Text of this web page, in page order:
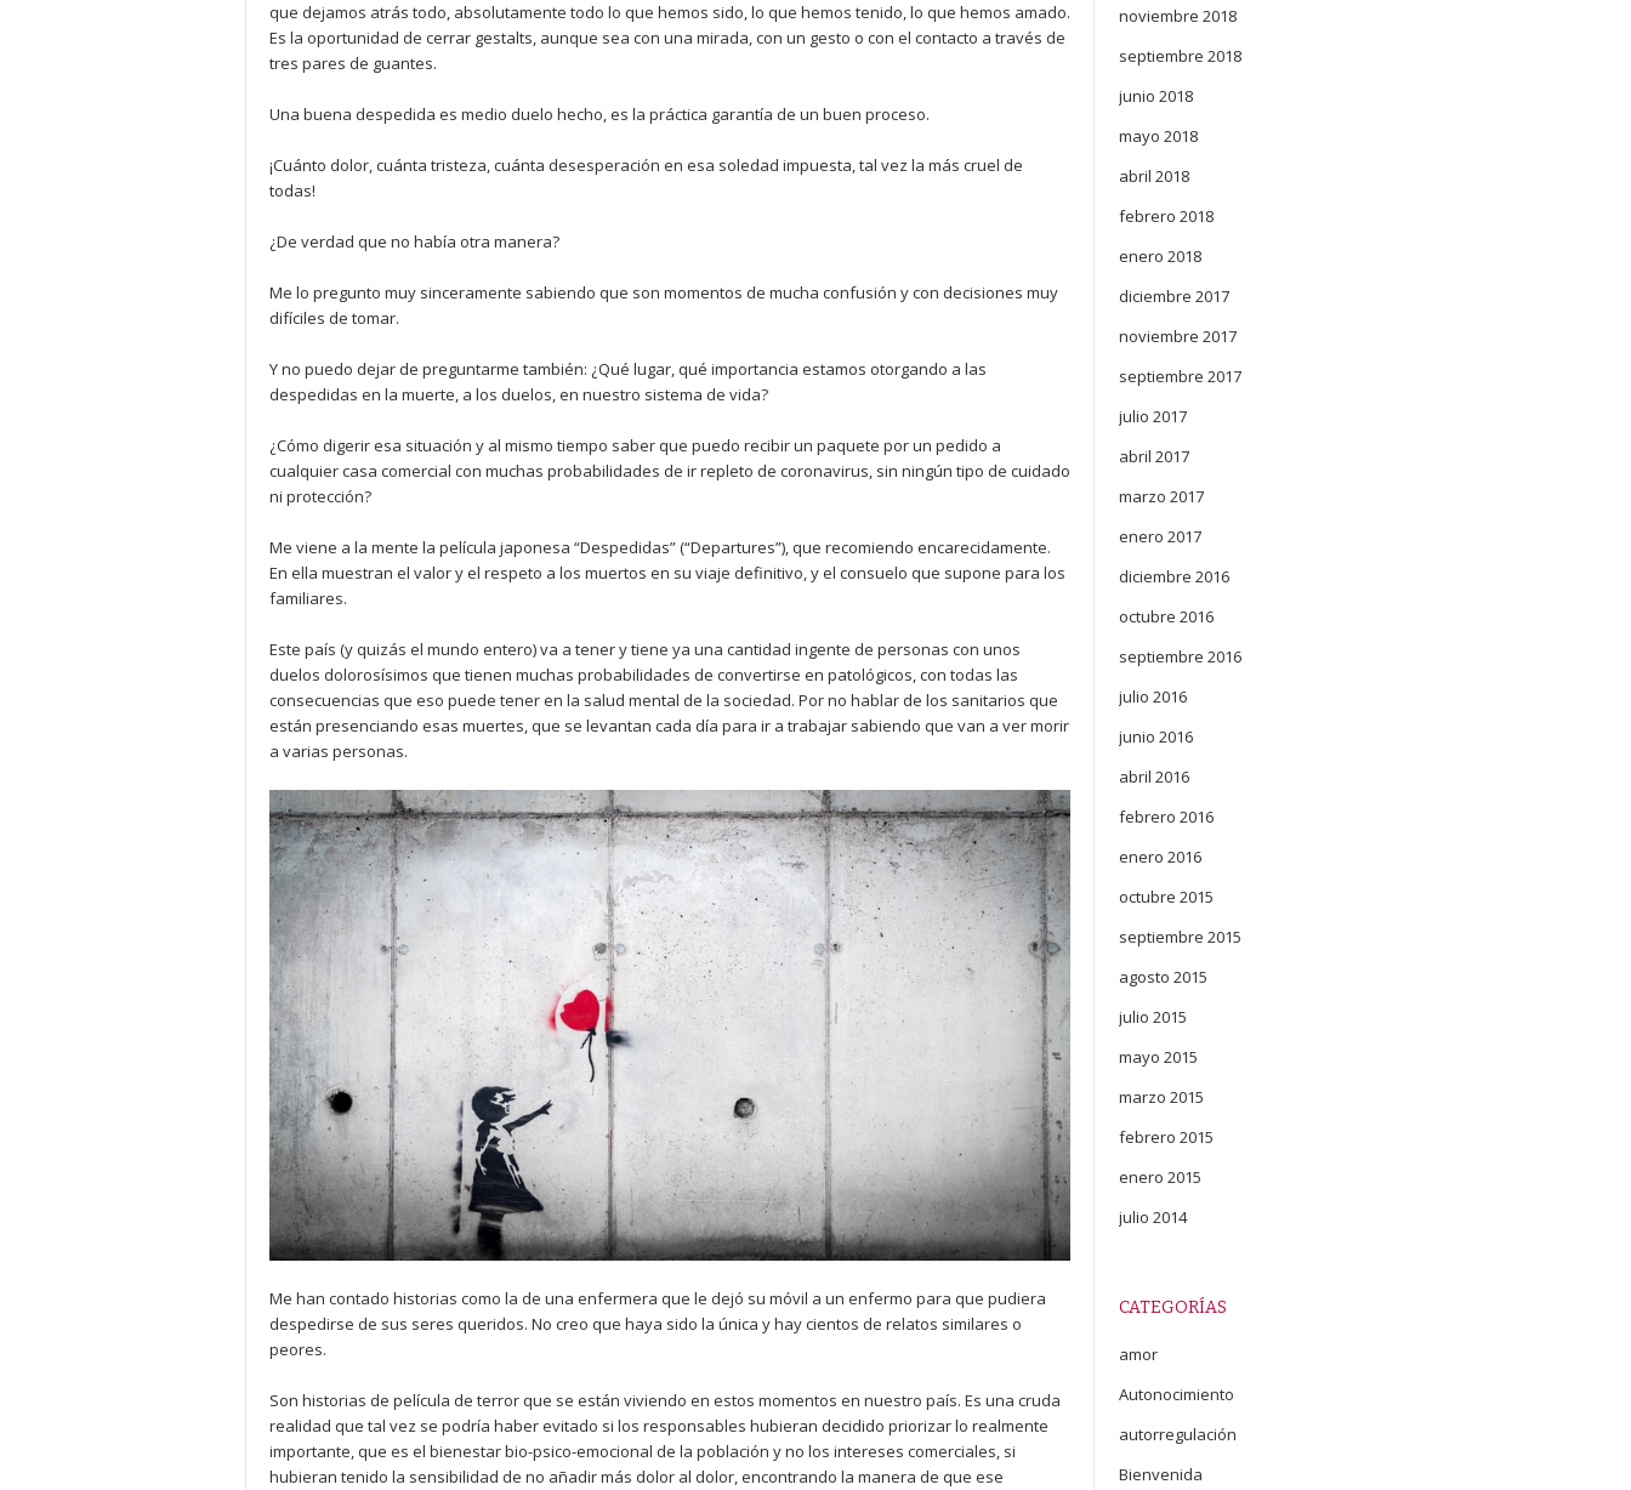
que dejamos atrás todo, absolutamente todo lo que hemos sido, lo que hemos tenido, lo que hemos amado.
Es la oportunidad de cerrar gestalts, aunque sea con una mirada, con un gesto o con el contacto a través de
tres pares de guantes.
Una buena despedida es medio duelo hecho, es la práctica garantía de un buen proceso.
¡Cuánto dolor, cuánta tristeza, cuánta desesperación en esa soledad impuesta, tal vez la más cruel de
todas!
¿De verdad que no había otra manera?
Me lo pregunto muy sinceramente sabiendo que son momentos de mucha confusión y con decisiones muy
difíciles de tomar.
Y no puedo dejar de preguntarme también: ¿Qué lugar, qué importancia estamos otorgando a las
despedidas en la muerte, a los duelos, en nuestro sistema de vida?
¿Cómo digerir esa situación y al mismo tiempo saber que puedo recibir un paquete por un pedido a
cualquier casa comercial con muchas probabilidades de ir repleto de coronavirus, sin ningún tipo de cuidado
ni protección?
Me viene a la mente la película japonesa “Despedidas” (“Departures”), que recomiendo encarecidamente.
En ella muestran el valor y el respeto a los muertos en su viaje definitivo, y el consuelo que supone para los
familiares.
Este país (y quizás el mundo entero) va a tener y tiene ya una cantidad ingente de personas con unos
duelos dolorosísimos que tienen muchas probabilidades de convertirse en patológicos, con todas las
consecuencias que eso puede tener en la salud mental de la sociedad. Por no hablar de los sanitarios que
están presenciando esas muertes, que se levantan cada día para ir a trabajar sabiendo que van a ver morir
a varias personas.
Me han contado historias como la de una enfermera que le dejó su móvil a un enfermo para que pudiera
despedirse de sus seres queridos. No creo que haya sido la única y hay cientos de relatos similares o
peores.
Son historias de película de terror que se están viviendo en estos momentos en nuestro país. Es una cruda
realidad que tal vez se podría haber evitado si los responsables hubieran decidido priorizar lo realmente
importante, que es el bienestar bio-psico-emocional de la población y no los intereses comerciales, si
hubieran tenido la sensibilidad de no añadir más dolor al dolor, encontrando la manera de que ese
noviembre 2018
septiembre 2018
junio 2018
mayo 2018
abril 2018
febrero 2018
enero 2018
diciembre 2017
noviembre 2017
septiembre 2017
julio 2017
abril 2017
marzo 2017
enero 2017
diciembre 2016
octubre 2016
septiembre 2016
julio 2016
junio 2016
abril 2016
febrero 2016
enero 2016
octubre 2015
septiembre 2015
agosto 2015
julio 2015
mayo 2015
marzo 2015
febrero 2015
enero 2015
julio 2014
CATEGORÍAS
amor
Autonocimiento
autorregulación
Bienvenida